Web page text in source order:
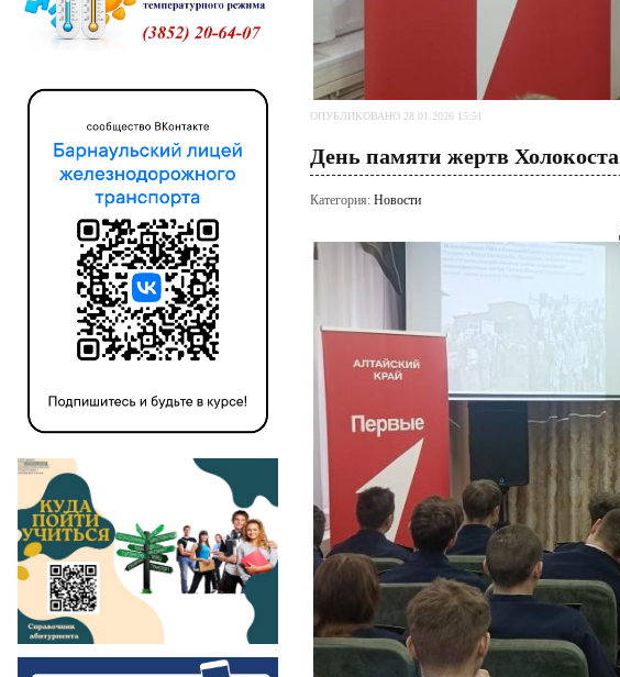
ОПУБЛИКОВАНО 28.01.2026 15:51
День памяти жертв Холокоста
Категория: Новости